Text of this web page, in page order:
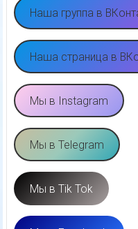
Наша группа в
Наша страница в
Мы в Instagram
Мы в Telegram
Мы в Tik Tok